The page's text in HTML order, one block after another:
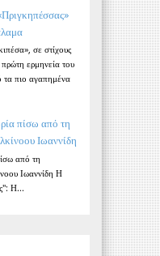
σε στίχους
ερμηνεία του
πιο αγαπημένα
πίσω από τη
Ιωαννίδη
από τη
Ιωαννίδη Η
Η...